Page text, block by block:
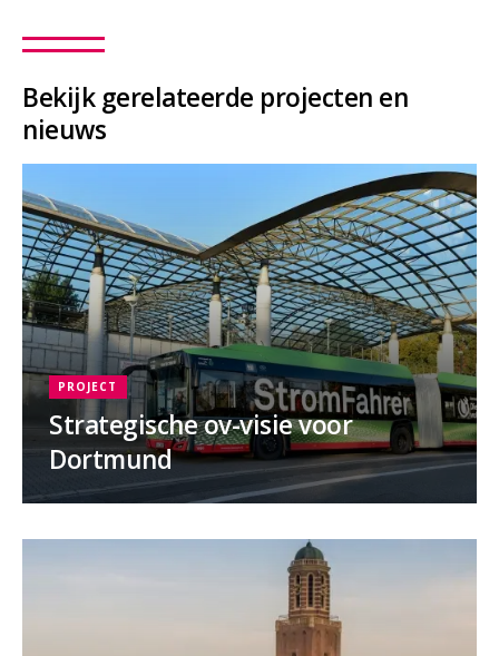
Bekijk gerelateerde projecten en
nieuws
Strategische ov-visie voor
Dortmund
PROJECT